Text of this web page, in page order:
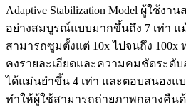
Adaptive Stabilization Model ผู้ใช้ง
อย่างสมบูรณ์แบบมากขึ้นถึง 7 เท่า
สามารถซูมตั้งแต่ 10x ไปจนถึง
คงรายละเอียดและความคมชัดระดั
ได้แม่นยำขึ้น 4 เท่า และตอบสนองแ
ทำให้ผู้ใช้สามารถถ่ายภาพกลางคืน